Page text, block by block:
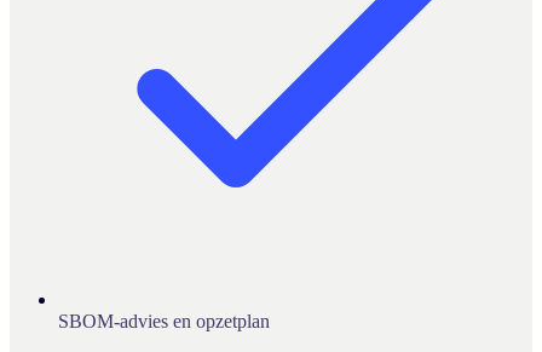
SBOM-advies en opzetplan